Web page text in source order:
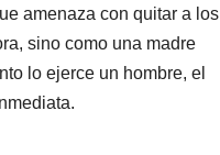
amenaza con quitar a los
sino como una madre
lo ejerce un hombre, el